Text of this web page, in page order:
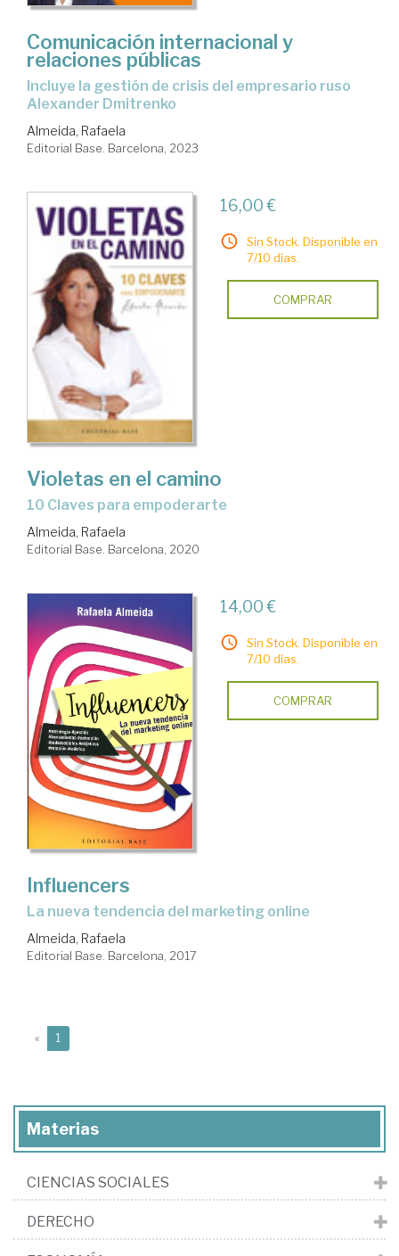
Comunicación internacional y
relaciones públicas
Alexander Dmitrenko
Almeida, Rafaela
Editorial Base. Barcelona, 2023
16,00 €
Sin Stock. Disponible en
7/10 días.
COMPRAR
Violetas en el camino
10 Claves para empoderarte
Almeida, Rafaela
Editorial Base. Barcelona, 2020
14,00 €
Sin Stock. Disponible en
7/10 días.
COMPRAR
Influencers
la nueva tendencia del marketing online
Almeida, Rafaela
Editorial Base. Barcelona, 2017
« 1
Materias
CIENCIAS SOCIALES
DERECHO